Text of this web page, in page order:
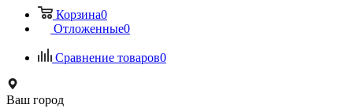
Корзина0
Отложенные0
Сравнение товаров0
Ваш город